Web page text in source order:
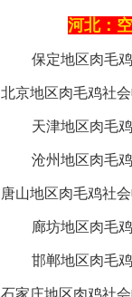
河北：
保定地区肉毛
北京地区肉毛鸡社
天津地区肉毛
沧州地区肉毛
唐山地区肉毛鸡社
廊坊地区肉毛
邯郸地区肉毛
石家庄地区肉鸡社